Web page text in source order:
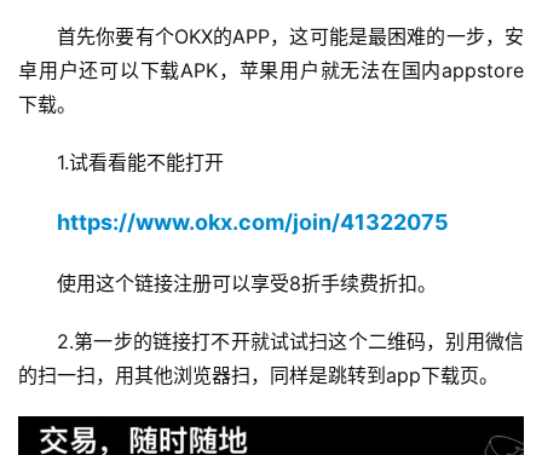
首先你要有个OKX的APP，这可能是最困难的一步，安
卓用户还可以下载APK，苹果用户就无法在国内appstore
下载。
1.试看看能不能打开
https://www.okx.com/join/41322075
使用这个链接注册可以享受8折手续费折扣。
2.第一步的链接打不开就试试扫这个二维码，别用微信
的扫一扫，用其他浏览器扫，同样是跳转到app下载页。